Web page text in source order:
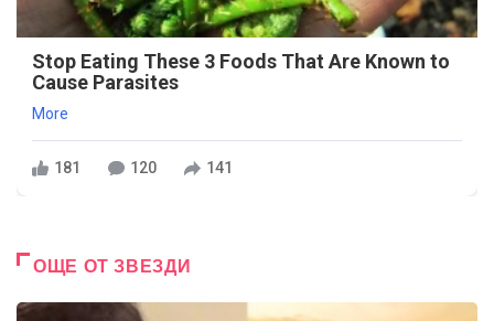
Stop Eating These 3 Foods That Are Known to
Cause Parasites
More
181 120 141
ОЩЕ ОТ ЗВЕЗДИ